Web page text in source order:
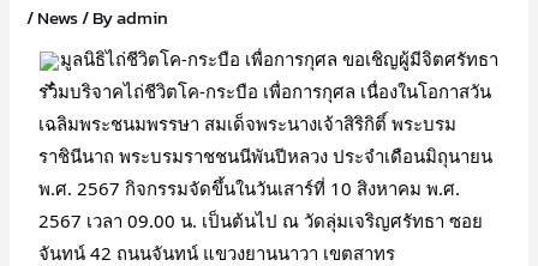
/News/ Byadmin
มูลนิธิไถ่ชีวิตโค-กระบือ เพื่อการกุศล ขอเชิญผู้มีจิตศรัทธา
ร่วมบริจาคไถ่ชีวิตโค-กระบือ เพื่อการกุศล เนื่องในโอกาสวัน
เฉลิมพระชนมพรรษา สมเด็จพระนางเจ้าสิริกิติ์ พระบรม
ราชินีนาถ พระบรมราชชนนีพันปีหลวง ประจำเดือนมิถุนายน
พ.ศ. 2567 กิจกรรมจัดขึ้นในวันเสาร์ที่ 10 สิงหาคม พ.ศ.
2567 เวลา 09.00 น. เป็นต้นไป ณ วัดลุ่มเจริญศรัทธา ซอย
จันทน์ 42 ถนนจันทน์ แขวงยานนาวา เขตสาทร